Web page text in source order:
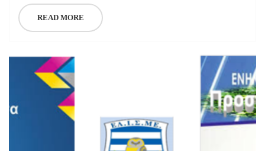
READ MORE